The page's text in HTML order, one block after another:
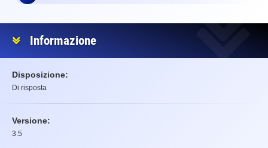
Informazione
Disposizione:
Di risposta
Versione:
3.5